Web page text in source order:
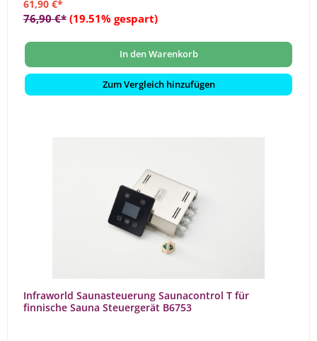
61,90 €*
76,90 €* (19.51% gespart)
In den Warenkorb
Zum Vergleich hinzufügen
Infraworld Saunasteuerung Saunacontrol T für
finnische Sauna Steuergerät B6753